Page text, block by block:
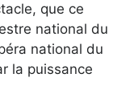
que ce
national du
national du
la puissance